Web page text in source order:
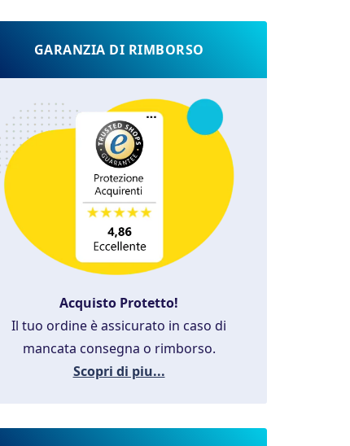
GARANZIA DI RIMBORSO
Acquisto Protetto!
Il tuo ordine è assicurato in caso di
mancata consegna o rimborso.
Scopri di piu...